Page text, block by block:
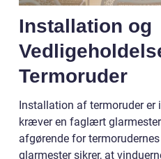
Installation og
Termoruder
Installation af termoruder er
kræver en faglært
afgørende for
glarmester sikrer, at